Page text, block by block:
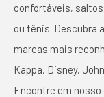
confortáveis,
ou tênis. Descubra
marcas mais
Kappa, Disney,
Encontre em